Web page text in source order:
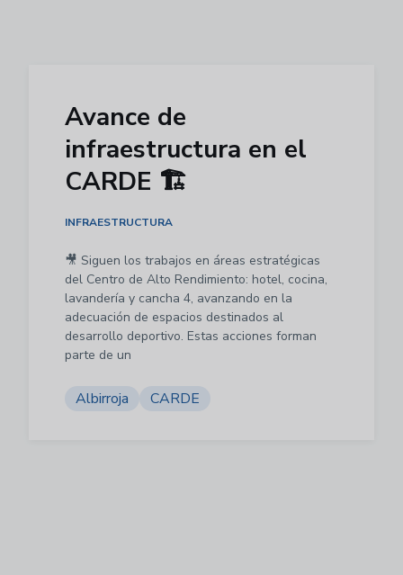
Avance de
infraestructura en el
CARDE 🏗️
INFRAESTRUCTURA
🎥 Siguen los trabajos en áreas estratégicas
del Centro de Alto Rendimiento: hotel, cocina,
lavandería y cancha 4, avanzando en la
adecuación de espacios destinados al
desarrollo deportivo. Estas acciones forman
parte de un
Albirroja CARDE